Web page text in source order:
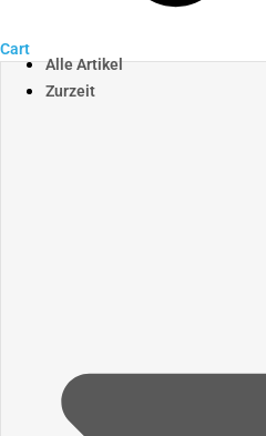
Cart
Alle Artikel
Zurzeit